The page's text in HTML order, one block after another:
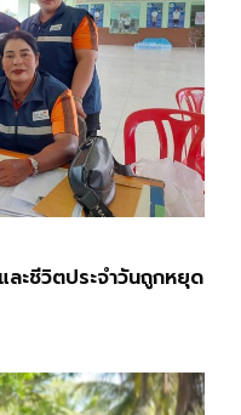
ละชีวิตประจำวันถูกหยุด